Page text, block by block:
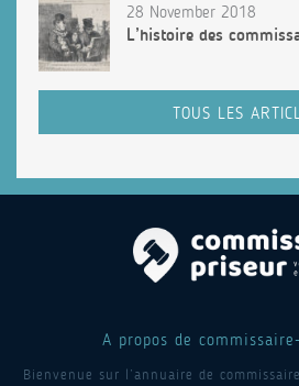
28 November 2018
L’histoire des
TOUS LES
A propos de
Bienvenue sur l’annuaire de